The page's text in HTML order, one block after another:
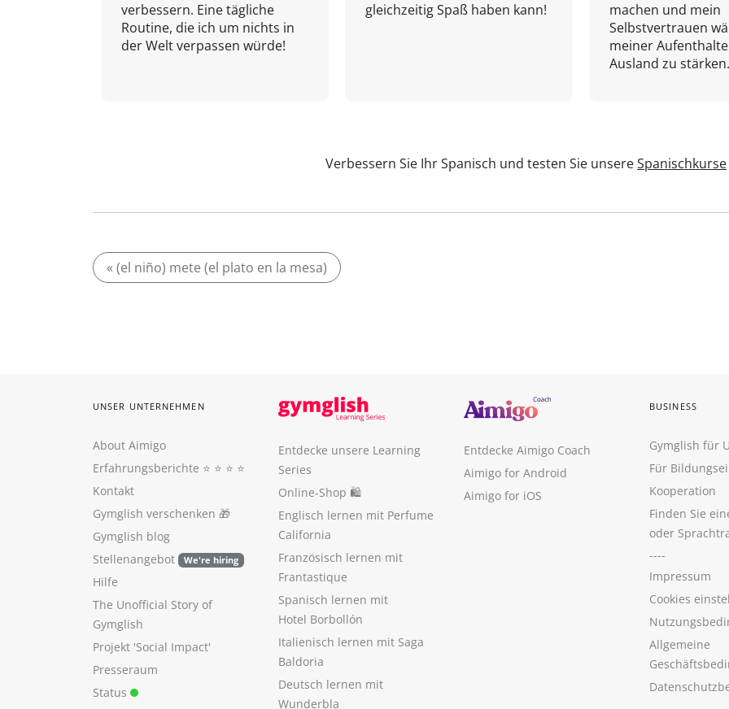
verbessern. Eine tägliche
Routine, die ich um nichts in
der Welt verpassen würde!
gleichzeitig Spaß haben kann!
machen und mein
Selbstvertrauen
meiner
Ausland zu
Verbessern Sie Ihr Spanisch und testen Sie unsereSpanischkurse
« (el niño) mete (el plato en la mesa)
UNSER UNTERNEHMEN
About Aimigo
Erfahrungsberichte ⭐️ ⭐️ ⭐️ ⭐️
Kontakt
Gymglish verschenken 🎁
Gymglish blog
Stellenangebot
We're hiring
Hilfe
The Unofficial Story of
Gymglish
Projekt 'Social Impact'
Presseraum
Status
Entdecke unsere Learning
Series
Online-Shop 🛍
Englisch lernen mit Perfume
California
Französisch lernen mit
Frantastique
Spanisch lernen mit
Hotel Borbollón
Italienisch lernen mit Saga
Baldoria
Deutsch lernen mit
Wunderbla
Entdecke Aimigo Coach
Aimigo for Android
Aimigo for iOS
BUSINESS
Gymglish für
Für
Kooperation
Finden Sie
oder
----
Impressum
Cookies
Allgemeine